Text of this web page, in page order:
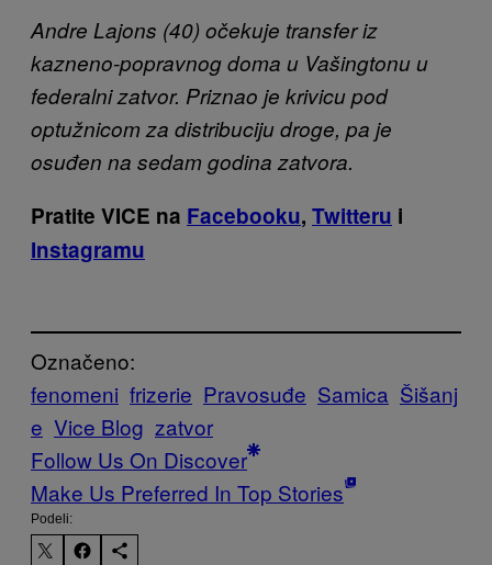
Andre Lajons (40) očekuje transfer iz
kazneno-popravnog doma u Vašingtonu u
federalni zatvor. Priznao je krivicu pod
optužnicom za distribuciju droge, pa je
osuđen na sedam godina zatvora.
Pratite VICE na Facebooku, Twitteru i
Instagramu
Označeno:
fenomeni frizerie Pravosuđe Samica Šišanj
e Vice Blog zatvor
Follow Us On Discover
Make Us Preferred In Top Stories
Podeli: